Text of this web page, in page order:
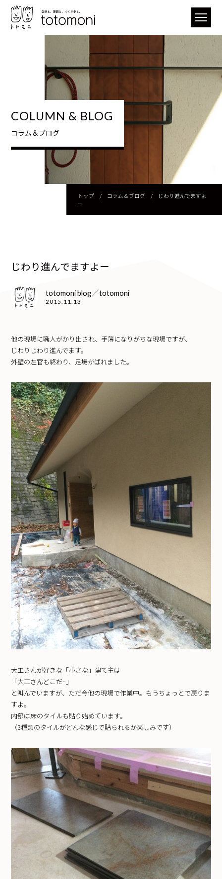
COLUMN & BLOG
コラム＆ブログ
トップ/ コラム＆ブログ /
じわり進んでますよ
ー
じわり進んでますよー
totomoni blog／totomoni
2015.11.13
他の現場に職人がかり出され、手薄になりがちな現場ですが、
じわりじわり進んでます。
外壁の左官も終わり、足場がばれました。
大工さんが好きな「小さな」建て主は
「大工さんどこだｰ」
と叫んでいますが、ただ今他の現場で作業中。もうちょっとで戻りま
すよ。
内部は床のタイルも貼り始めています。
（3種類のタイルがどんな感じで貼られるか楽しみです）